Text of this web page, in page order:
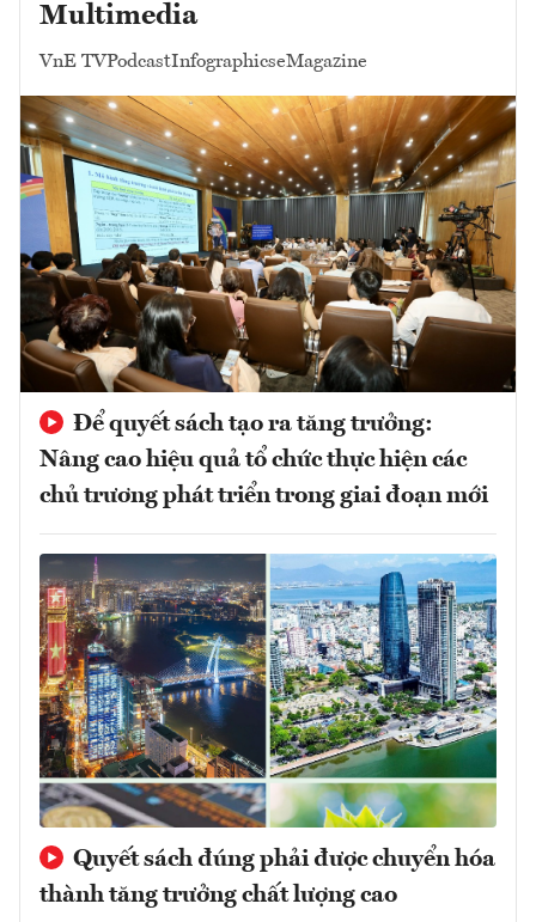
Multimedia
VnE TVPodcastInfographicseMagazine
Để quyết sách tạo ra tăng trưởng:
Nâng cao hiệu quả tổ chức thực hiện các
chủ trương phát triển trong giai đoạn mới
Quyết sách đúng phải được chuyển hóa
thành tăng trưởng chất lượng cao